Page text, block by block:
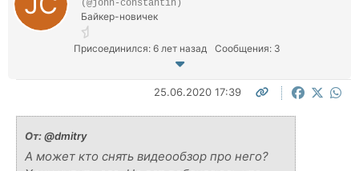
(@john-constantin)
Байкер-новичек
Присоединился: 6 лет назад Сообщения: 3
25.06.2020 17:39
От:@dmitry
А может кто снять видеообзор про него?